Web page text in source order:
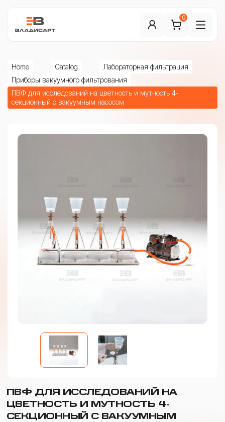
0
Home Catalog
Лабораторная фильтрация
Приборы вакуумного фильтрования
ПВФ для исследований на цветность и мутность 4-
секционный с вакуумным насосом
ПВФ ДЛЯ ИССЛЕДОВАНИЙ НА
ЦВЕТНОСТЬ И МУТНОСТЬ 4-
СЕКЦИОННЫЙ С ВАКУУМНЫМ